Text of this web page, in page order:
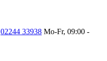
02244 33938 Mo-Fr, 09:00 -